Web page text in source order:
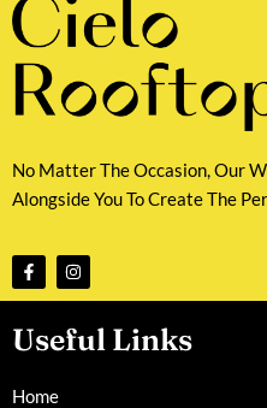
No Matter The Occasion, Our
Alongside You To Create The
Useful Links
Home